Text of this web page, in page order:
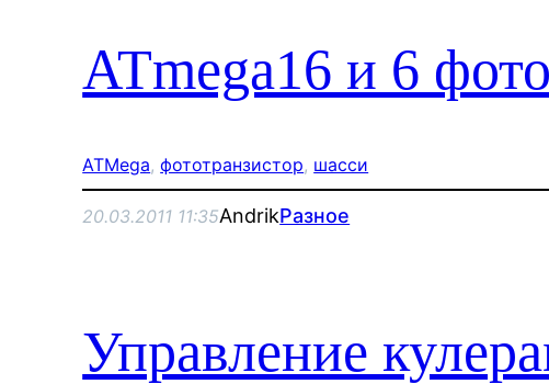
ATmega16 и 6
ATMega, фототранзистор, шасси
20.03.2011 11:35AndrikРазное
Управление